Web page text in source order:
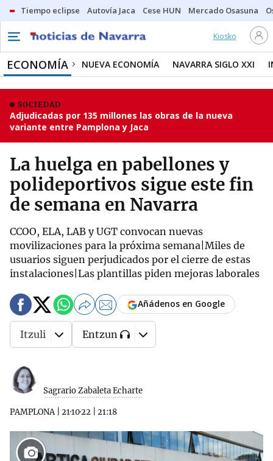
Tiempo eclipse Autovía Jaca Cese HUN Mercado Osasuna
Kiosko
ECONOMÍA NUEVA ECONOMÍA NAVARRA SIGLO XXI
SOCIEDAD
Adjudicadas por 135 millones las obras de la nueva
variante entre Pamplona y Jaca
La huelga en pabellones y
polideportivos sigue este fin
de semana en Navarra
CCOO, ELA, LAB y UGT convocan nuevas
movilizaciones para la próxima semana|Miles de
usuarios siguen perjudicados por el cierre de estas
instalaciones|Las plantillas piden mejoras laborales
Sagrario Zabaleta Echarte
PAMPLONA| 21·10·22 21:18
Añádenos en Google
Itzuli Entzun